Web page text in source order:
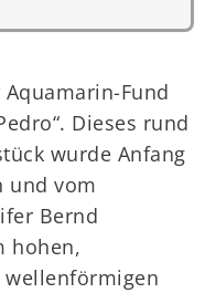
Fund
Dieses rund
wurde Anfang
und vom
Bernd
hohen,